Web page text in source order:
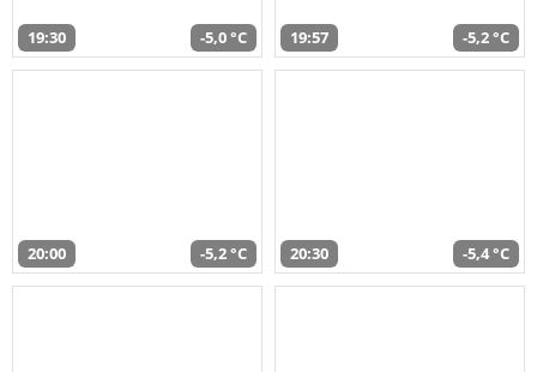
19:30 -5,0 °C 19:57 -5,2 °C
20:00 -5,2 °C 20:30 -5,4 °C